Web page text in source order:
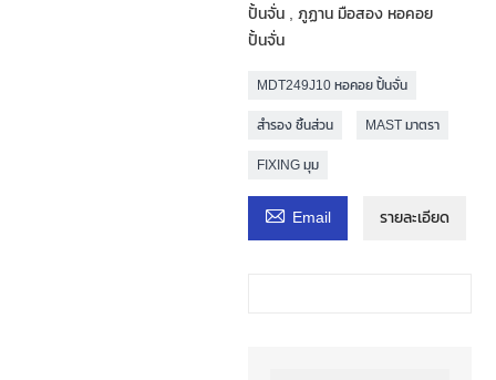
ปั้นจั่น , ภูฏาน มือสอง หอคอย
ปั้นจั่น
MDT249J10 หอคอย ปั้นจั่น
สำรอง ชิ้นส่วน
MAST มาตรา
FIXING มุม
 Email รายละเอียด